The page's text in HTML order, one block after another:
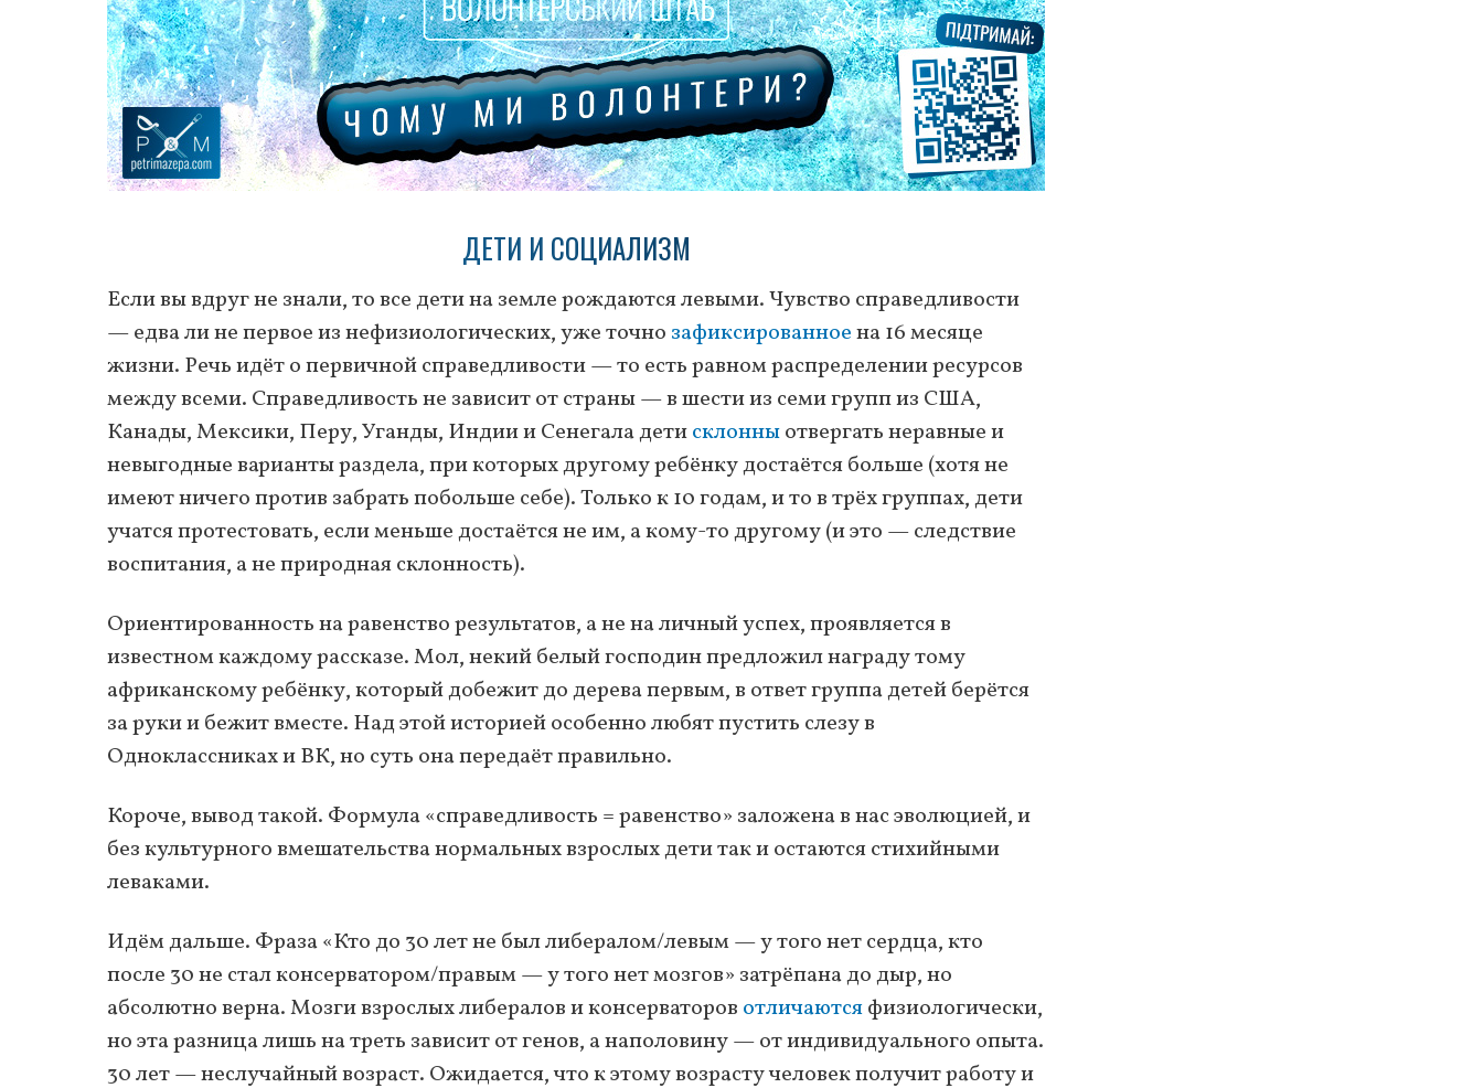
ДЕТИ И СОЦИАЛИЗМ
Если вы вдруг не знали, то все дети на земле рождаются левыми. Чувство справедливости
— едва ли не первое из нефизиологических, уже точно зафиксированноена 16 месяце
жизни. Речь идёт о первичной справедливости — то есть равном распределении ресурсов
между всеми. Справедливость не зависит от страны — в шести из семи групп из США,
Канады, Мексики, Перу, Уганды, Индии и Сенегала детисклонныотвергать неравные и
невыгодные варианты раздела, при которых другому ребёнку достаётся больше (хотя не
имеют ничего против забрать побольше себе). Только к 10 годам, и то в трёх группах, дети
учатся протестовать, если меньше достаётся не им, а кому-то другому (и это — следствие
воспитания, а не природная склонность).
Ориентированность на равенство результатов, а не на личный успех, проявляется в
известном каждому рассказе. Мол, некий белый господин предложил награду тому
африканскому ребёнку, который добежит до дерева первым, в ответ группа детей берётся
за руки и бежит вместе. Над этой историей особенно любят пустить слезу в
Одноклассниках и ВК, но суть она передаёт правильно.
Короче, вывод такой. Формула «справедливость = равенство» заложена в нас эволюцией, и
без культурного вмешательства нормальных взрослых дети так и остаются стихийными
леваками.
Идём дальше. Фраза «Кто до 30 лет не был либералом/левым — у того нет сердца, кто
после 30 не стал консерватором/правым — у того нет мозгов» затрёпана до дыр, но
абсолютно верна. Мозги взрослых либералов и консерваторов отличаютсяфизиологически,
но эта разница лишь на треть зависит от генов, а наполовину — от индивидуального опыта.
30 лет — неслучайный возраст. Ожидается, что к этому возрасту человек получит работу и